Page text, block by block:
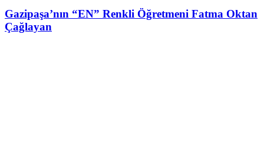
Gazipaşa’nın “EN” Renkli Öğretmeni Fatma Oktan
Çağlayan